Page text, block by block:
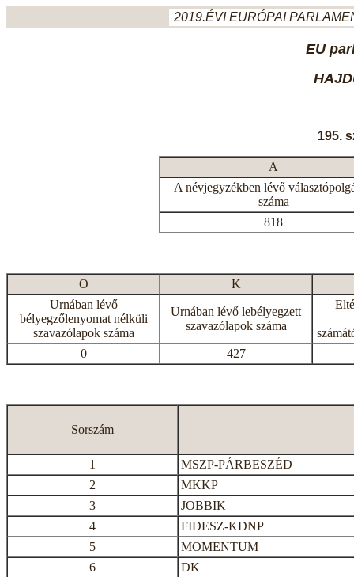
2019.ÉVI EURÓPAI
EU
195.
A
A névjegyzékben lévő
száma
818
O
K
Urnában lévő
bélyegzőlenyomat nélküli
szavazólapok száma
Urnában lévő lebélyegzett
szavazólapok száma
0
427
Sorszám
1
MSZP-PÁRBESZÉD
2
MKKP
3
JOBBIK
4
FIDESZ-KDNP
5
MOMENTUM
6
DK